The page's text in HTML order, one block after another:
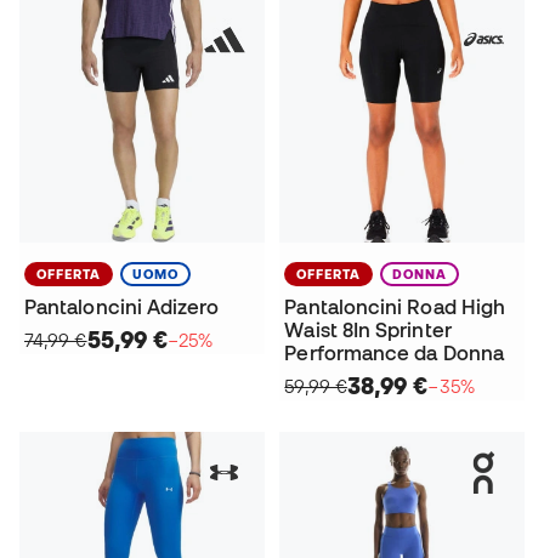
OFFERTA UOMO
Pantaloncini Adizero
74,99 €55,99 €−25%
OFFERTA DONNA
Pantaloncini Road High
Waist 8In Sprinter
Performance da Donna
59,99 €38,99 €−35%